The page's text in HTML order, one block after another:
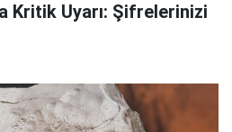
Kritik Uyarı: Şifrelerinizi